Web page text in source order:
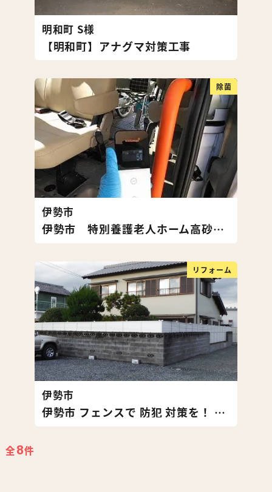
明和町 S様
【明和町】アナグマ対策工事
除菌
伊勢市
伊勢市 特別養護老人ホーム高砂寮 車両除菌抗菌処理
リフォーム
伊勢市
伊勢市 フェンスで 防犯 対策を！ 外塀フェンス設置
全8件